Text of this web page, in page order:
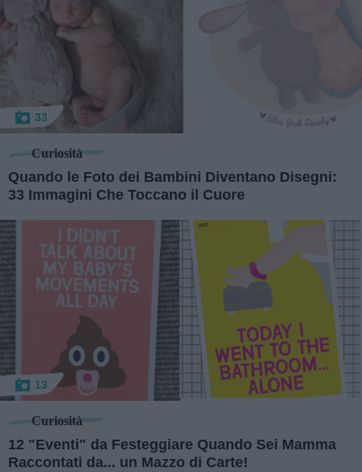
33
Curiosità
Quando le Foto dei Bambini Diventano Disegni:
33 Immagini Che Toccano il Cuore
13
Curiosità
12 "Eventi" da Festeggiare Quando Sei Mamma
Raccontati da... un Mazzo di Carte!